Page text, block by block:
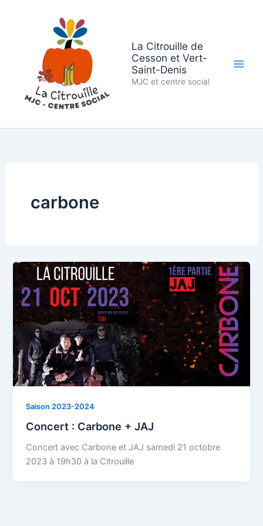
La Citrouille de
Cesson et Vert-
Saint-Denis
MJC et centre social
carbone
Saison 2023-2024
Concert : Carbone + JAJ
Concert avec Carbone et JAJ samedi 21 octobre
2023 à 19h30 à la Citrouille